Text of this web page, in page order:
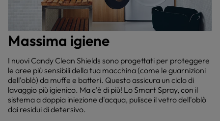
Massima igiene
I nuovi Candy Clean Shields sono progettati per proteggere
le aree più sensibili della tua macchina (come le guarnizioni
dell'oblò) da muffe e batteri. Questo assicura un ciclo di
lavaggio più igienico. Ma c'è di più! Lo Smart Spray, con il
sistema a doppia iniezione d'acqua, pulisce il vetro dell'oblò
dai residui di detersivo.